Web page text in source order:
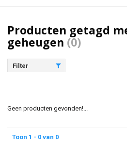
Producten getagd
geheugen (0)
Filter
Geen producten gevonden!...
Toon 1 - 0 van 0